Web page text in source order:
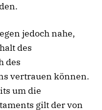
jedoch nahe,
des
des
vertrauen können.
um die
gilt der von